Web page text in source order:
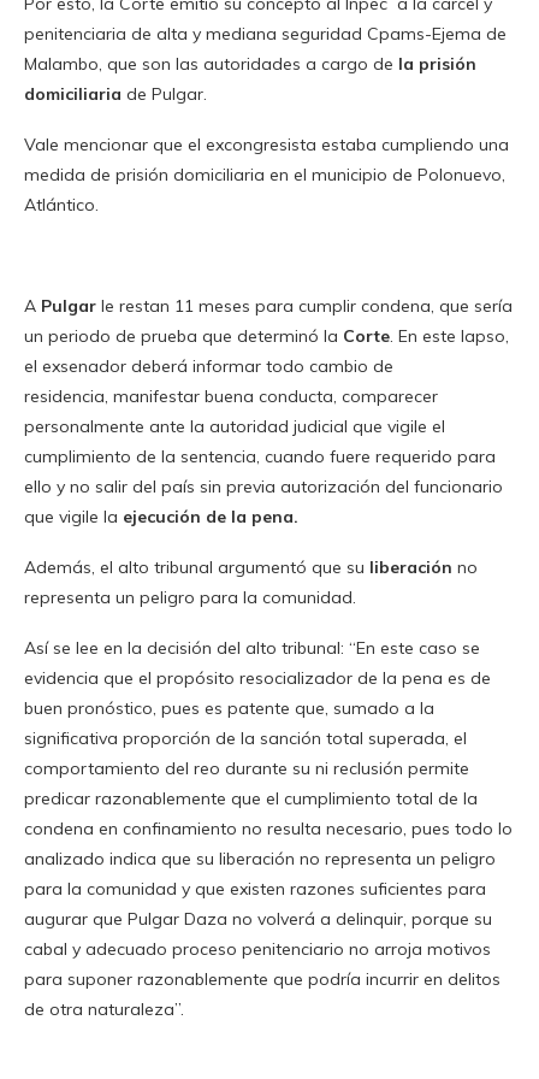
penitenciaria de alta y mediana seguridad Cpams-Ejema de
Malambo, que son las autoridades a cargo de la prisión
domiciliaria de Pulgar.
Vale mencionar que el excongresista estaba cumpliendo una
medida de prisión domiciliaria en el municipio de Polonuevo,
Atlántico.
A Pulgar le restan 11 meses para cumplir condena, que sería
un periodo de prueba que determinó la Corte. En este lapso,
el exsenador deberá informar todo cambio de
residencia, manifestar buena conducta, comparecer
personalmente ante la autoridad judicial que vigile el
cumplimiento de la sentencia, cuando fuere requerido para
ello y no salir del país sin previa autorización del funcionario
que vigile la ejecución de la pena.
Además, el alto tribunal argumentó que su liberación no
representa un peligro para la comunidad.
Así se lee en la decisión del alto tribunal: “En este caso se
evidencia que el propósito resocializador de la pena es de
buen pronóstico, pues es patente que, sumado a la
significativa proporción de la sanción total superada, el
comportamiento del reo durante su ni reclusión permite
predicar razonablemente que el cumplimiento total de la
condena en confinamiento no resulta necesario, pues todo lo
analizado indica que su liberación no representa un peligro
para la comunidad y que existen razones suficientes para
augurar que Pulgar Daza no volverá a delinquir, porque su
cabal y adecuado proceso penitenciario no arroja motivos
para suponer razonablemente que podría incurrir en delitos
de otra naturaleza”.